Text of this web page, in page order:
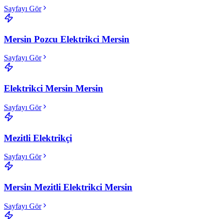
Sayfayı Gör
Mersin Pozcu Elektrikci Mersin
Sayfayı Gör
Elektrikci Mersin Mersin
Sayfayı Gör
Mezitli Elektrikçi
Sayfayı Gör
Mersin Mezitli Elektrikci Mersin
Sayfayı Gör